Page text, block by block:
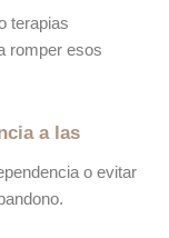
terapias
romper esos
a las
o evitar